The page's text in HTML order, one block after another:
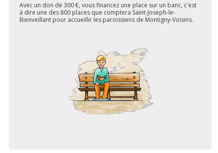
Avec un don de 300 €, vous financez une place sur un banc, c'est
à dire une des 800 places que comptera Saint-Joseph-le-
Bienveillant pour accueillir les paroissiens de Montigny-Voisins.